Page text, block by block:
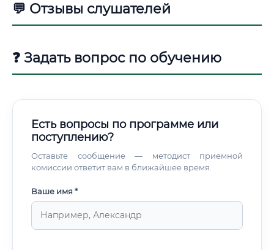
💬 Отзывы слушателей
❓ Задать вопрос по обучению
Есть вопросы по программе или
поступлению?
Оставьте сообщение — методист приемной
комиссии ответит вам в ближайшее время.
Ваше имя *